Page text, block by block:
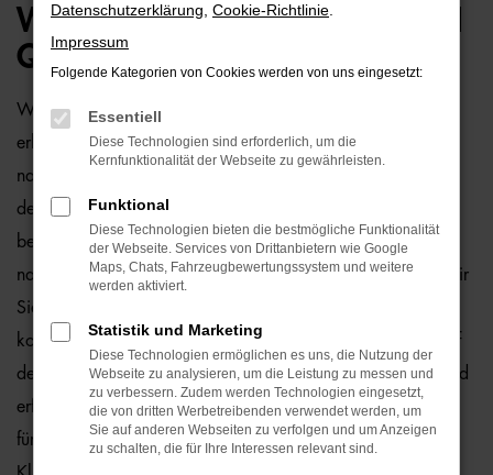
WIE WÄRE ES MIT EINEM AUDI
Q3 FÜR HAMBURG?
Wer zu uns und damit zur Auto-Familie Ostermaier kommt,
erhält viele Vorschläge rund um die Mobilität. Das gilt
natürlich auch für Hamburg und Umgebung, wo wir gerne
den Audi Q3 empfehlen. Die Rede ist von einem rundum
bewährten und zuverlässigen Fahrzeug, das perfekt zu
nahezu jedem Anspruch in Hamburg passt. Gerne lassen wir
Sie bei uns vor Ort einsteigen oder übernehmen die
komplette Beratung auf digitalem Weg. Der Vorteil liegt auf
der Hand, denn so erhalten Sie Ihren Audi Q3 frei Haus und
erfreuen sich an der direkten Lieferung nach Hamburg ohne
für den Autokauf Ihre eigenen vier Wände zu verlassen.
Datenschutzerklärung Cookie-Richtlinie
Impressum
Folgende Kategorien von Cookies werden von uns eingesetzt:
Essentiell
Diese Technologien sind erforderlich, um die
Kernfunktionalität der Webseite zu gewährleisten.
Funktional
Diese Technologien bieten die bestmögliche Funktionalität
der Webseite. Services von Drittanbietern wie Google
Maps, Chats, Fahrzeugbewertungssystem und weitere
werden aktiviert.
Statistik und Marketing
Diese Technologien ermöglichen es uns, die Nutzung der
Webseite zu analysieren, um die Leistung zu messen und
zu verbessern. Zudem werden Technologien eingesetzt,
die von dritten Werbetreibenden verwendet werden, um
Sie auf anderen Webseiten zu verfolgen und um Anzeigen
zu schalten, die für Ihre Interessen relevant sind.